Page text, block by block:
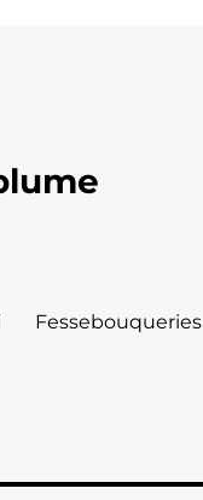
Fessebouqueries